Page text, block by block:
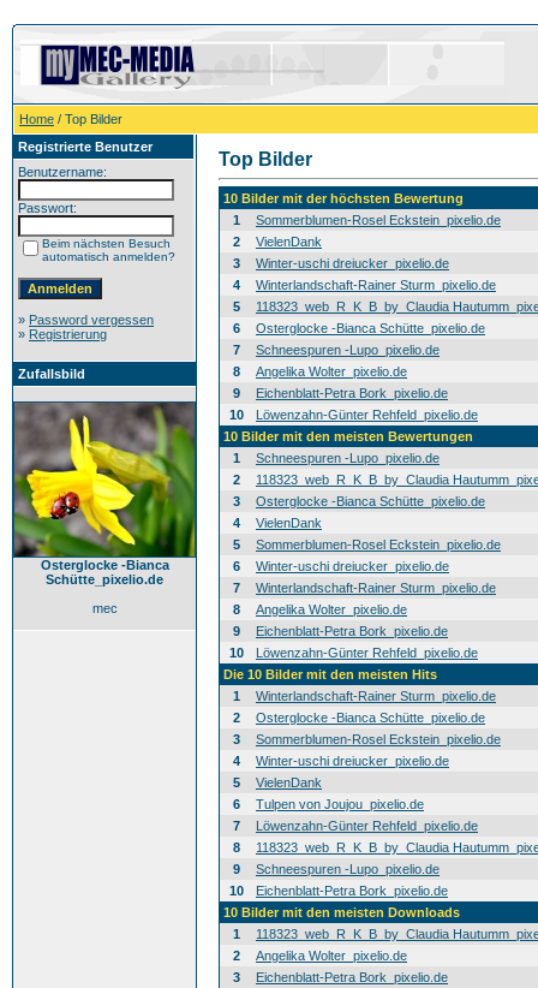
Home / Top Bilder
Registrierte Benutzer
Benutzername:
Passwort:
Beim nächsten Besuch
automatisch anmelden?
» Password vergessen
» Registrierung
Zufallsbild
Osterglocke -Bianca
Schütte_pixelio.de
mec
Top Bilder
10 Bilder mit der höchsten Bewertung
1
Sommerblumen-Rosel Eckstein_pixelio.de
2
VielenDank
3
Winter-uschi dreiucker_pixelio.de
4
Winterlandschaft-Rainer Sturm_pixelio.de
5
118323_web_R_K_B_by_Claudia
6
Osterglocke -Bianca Schütte_pixelio.de
7
Schneespuren -Lupo_pixelio.de
8
Angelika Wolter_pixelio.de
9
Eichenblatt-Petra Bork_pixelio.de
10
Löwenzahn-Günter Rehfeld_pixelio.de
10 Bilder mit den meisten Bewertungen
1
Schneespuren -Lupo_pixelio.de
2
118323_web_R_K_B_by_Claudia
3
Osterglocke -Bianca Schütte_pixelio.de
4
VielenDank
5
Sommerblumen-Rosel Eckstein_pixelio.de
6
Winter-uschi dreiucker_pixelio.de
7
Winterlandschaft-Rainer Sturm_pixelio.de
8
Angelika Wolter_pixelio.de
9
Eichenblatt-Petra Bork_pixelio.de
10
Löwenzahn-Günter Rehfeld_pixelio.de
Die 10 Bilder mit den meisten Hits
1
Winterlandschaft-Rainer Sturm_pixelio.de
2
Osterglocke -Bianca Schütte_pixelio.de
3
Sommerblumen-Rosel Eckstein_pixelio.de
4
Winter-uschi dreiucker_pixelio.de
5
VielenDank
6
Tulpen von Joujou_pixelio.de
7
Löwenzahn-Günter Rehfeld_pixelio.de
8
118323_web_R_K_B_by_Claudia
9
Schneespuren -Lupo_pixelio.de
10
Eichenblatt-Petra Bork_pixelio.de
10 Bilder mit den meisten Downloads
1
118323_web_R_K_B_by_Claudia
2
Angelika Wolter_pixelio.de
3
Eichenblatt-Petra Bork_pixelio.de